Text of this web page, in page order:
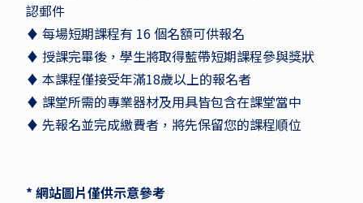
認郵件
♦ 每場短期課程有 16 個名額可供報名
♦ 授課完畢後，學生將取得藍帶短期課程參與獎狀
♦ 本課程僅接受年滿18歲以上的報名者
♦ 課堂所需的專業器材及用具皆包含在課堂當中
♦ 先報名並完成繳費者，將先保留您的課程順位
* 網站圖片僅供示意參考